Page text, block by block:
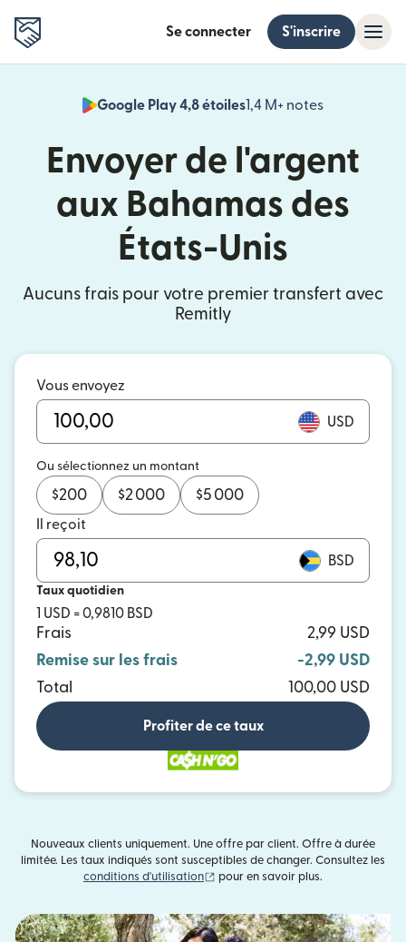
Se connecter S'inscrire
Google Play 4,8 étoiles1,4 M+ notes
Envoyer de l'argent
aux Bahamas des
États-Unis
Aucuns frais pour votre premier transfert avec
Remitly
Vous envoyez
USD
Ou sélectionnez un montant
$200 $2 000 $5 000
Il reçoit
BSD
Taux quotidien
1 USD = 0,9810 BSD
Frais
2,99 USD
Remise sur les frais
-2,99 USD
Total
100,00 USD
Profiter de ce taux
Nouveaux clients uniquement. Une offre par client. Offre à durée
limitée. Les taux indiqués sont susceptibles de changer. Consultez les
conditions d'utilisation
(s'ouvre dans une nouvelle fenêtre)
pour en savoir plus.